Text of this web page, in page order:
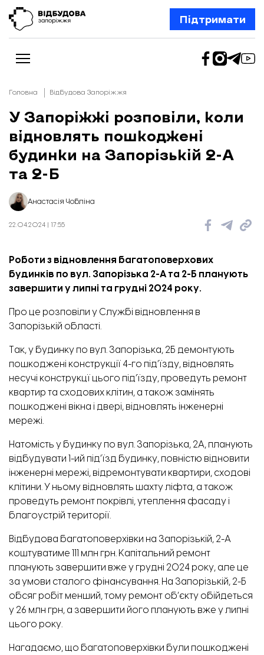
Підтримати
Новини
Відбудова Запоріжжя
Ексклюзив
Бізнес
Шлях додому
Колонки
Про нас
Редакційна політика
Головна Відбудова Запоріжжя
У Запоріжжі розповіли, коли
відновлять пошкоджені
будинки на Запорізькій 2-А
та 2-Б
Анастасія Чобліна
22.04.2024 | 17:55
Роботи з відновлення багатоповерхових
будинків по вул. Запорізька 2-А та 2-Б планують
завершити у липні та грудні 2024 року.
Про це розповіли у Службі відновлення в
Запорізькій області.
Так, у будинку по вул. Запорізька, 2Б демонтують
пошкоджені конструкції 4-го під’їзду, відновлять
несучі конструкцї цього під’їзду, проведуть ремонт
квартир та сходових клітин, а також замінять
пошкоджені вікна і двері, відновлять інженерні
мережі.
Натомість у будинку по вул. Запорізька, 2А, планують
відбудувати 1-ий під’їзд будинку, повністю відновити
інженерні мережі, відремонтувати квартири, сходові
клітини. У ньому відновлять шахту ліфта, а також
проведуть ремонт покрівлі, утеплення фасаду і
благоустрій території.
Відбудова багатоповерхівки на Запорізькій, 2-А
коштуватиме 111 млн грн. Капітальний ремонт
планують завершити вже у грудні 2024 року, але це
за умови сталого фінансування. На Запорізькій, 2-Б
обсяг робіт менший, тому ремонт об’єкту обійдеться
у 26 млн грн, а завершити його планують вже у липні
цього року.
Нагадаємо, що багатоповерхівки були пошкоджені